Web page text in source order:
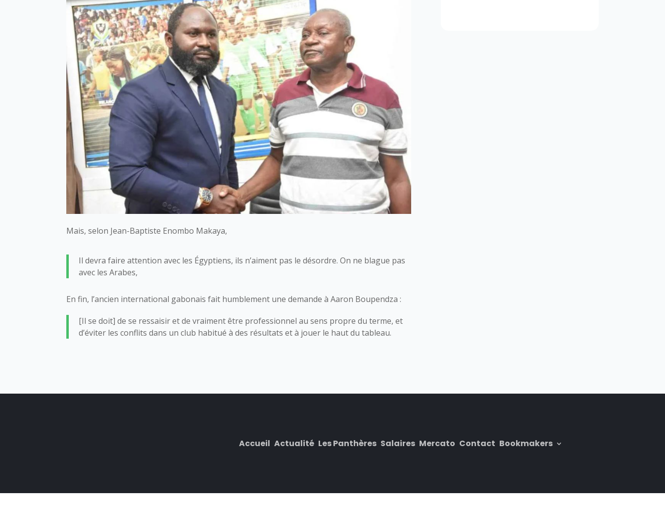
Mais, selon Jean-Baptiste Enombo Makaya,
Il devra faire attention avec les Égyptiens, ils n’aiment pas le désordre. On ne blague pas
avec les Arabes,
En fin, l’ancien international gabonais fait humblement une demande à Aaron Boupendza :
[Il se doit] de se ressaisir et de vraiment être professionnel au sens propre du terme, et
d’éviter les conflits dans un club habitué à des résultats et à jouer le haut du tableau.
Accueil Actualité Les Panthères Salaires Mercato Contact Bookmakers